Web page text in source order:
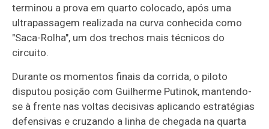
terminou a prova em quarto colocado, após uma
ultrapassagem realizada na curva conhecida como
"Saca-Rolha", um dos trechos mais técnicos do
circuito.
Durante os momentos finais da corrida, o piloto
disputou posição com Guilherme Putinok, mantendo-
se à frente nas voltas decisivas aplicando estratégias
defensivas e cruzando a linha de chegada na quarta